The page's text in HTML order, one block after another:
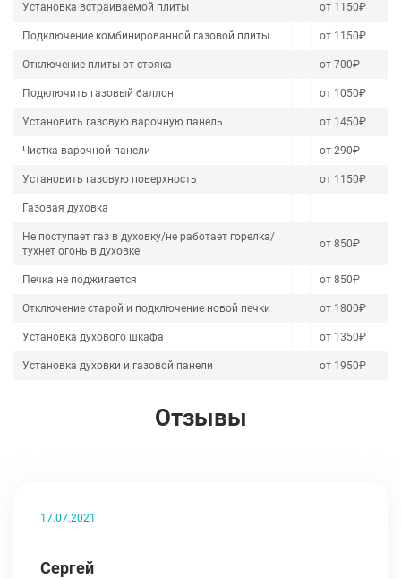
Установка встраиваемой плиты от 1150₽
Подключение комбинированной газовой плиты от 1150₽
Отключение плиты от стояка от 700₽
Подключить газовый баллон от 1050₽
Установить газовую варочную панель от 1450₽
Чистка варочной панели от 290₽
Установить газовую поверхность от 1150₽
Газовая духовка
Не поступает газ в духовку/не работает горелка/
тухнет огонь в духовке
от 850₽
Печка не поджигается от 850₽
Отключение старой и подключение новой печки от 1800₽
Установка духового шкафа от 1350₽
Установка духовки и газовой панели от 1950₽
Отзывы
17.07.2021
Сергей